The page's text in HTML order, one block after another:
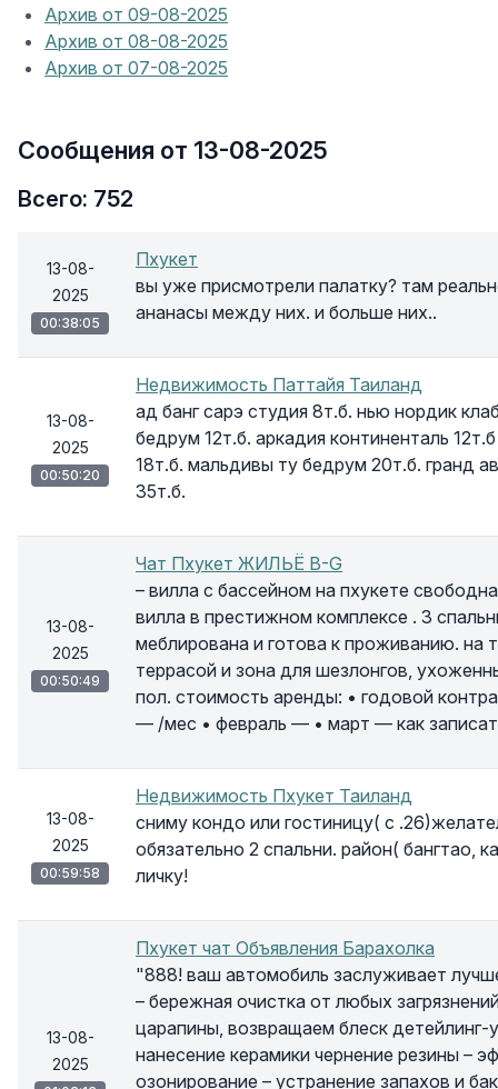
Архив от 09-08-2025
Архив от 08-08-2025
Архив от 07-08-2025
Сообщения от 13-08-2025
Всего: 752
13-08-
2025
00:38:05
Пхукет
вы уже присмотрели палатку? там
ананасы между них. и больше них..
13-08-
2025
00:50:20
Недвижимость Паттайя Таиланд
ад банг сарэ студия 8т.б. нью нордик
бедрум 12т.б. аркадия континенталь
18т.б. мальдивы ту бедрум 20т.б. гранд
35т.б.
13-08-
2025
00:50:49
Чат Пхукет ЖИЛЬЁ B-G
– вилла с бассейном на пхукете
вилла в престижном комплексе . 3
меблирована и готова к проживанию. на
террасой и зона для шезлонгов,
пол. стоимость аренды: • годовой
— /мес • февраль — • март — как
13-08-
2025
00:59:58
Недвижимость Пхукет Таиланд
сниму кондо или гостиницу( с
обязательно 2 спальни. район( бангтао,
личку!
13-08-
2025
Пхукет чат Объявления Барахолка
"888! ваш автомобиль заслуживает
– бережная очистка от любых
царапины, возвращаем блеск
нанесение керамики чернение резины –
озонирование – устранение запахов и